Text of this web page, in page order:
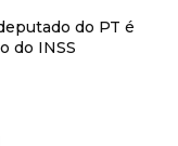
do PT é
do INSS